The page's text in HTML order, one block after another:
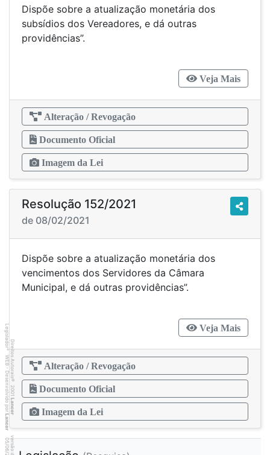
Dispõe sobre a atualização monetária dos
subsídios dos Vereadores, e dá outras
providências”.
Veja Mais
Alteração / Revogação
Documento Oficial
Imagem da Lei
Resolução 152/2021
de 08/02/2021
Dispõe sobre a atualização monetária dos
vencimentos dos Servidores da Câmara
Municipal, e dá outras providências”.
Veja Mais
Alteração / Revogação
Documento Oficial
Imagem da Lei
Direitos Autorais
©
2001
Lancer
Legislador
®
WEB - Desenvolvido por
Lancer